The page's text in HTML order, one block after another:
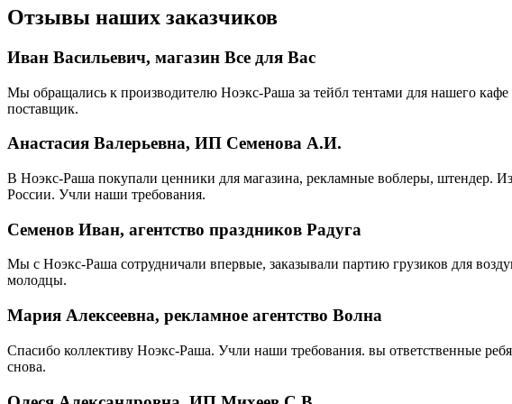
Отзывы наших заказчиков
Иван Васильевич, магазин Все для Вас
Мы обращались к производителю Ноэкс-Раша за тейбл тентами для нашего
поставщик.
Анастасия Валерьевна, ИП Семенова А.И.
В Ноэкс-Раша покупали ценники для магазина, рекламные воблеры, штендер.
России. Учли наши требования.
Семенов Иван, агентство праздников Радуга
Мы с Ноэкс-Раша сотрудничали впервые, заказывали партию грузиков для
молодцы.
Мария Алексеевна, рекламное агентство Волна
Спасибо коллективу Ноэкс-Раша. Учли наши требования. вы ответственные
снова.